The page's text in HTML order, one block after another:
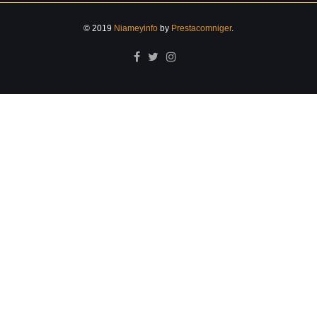
© 2019 Niameyinfo by Prestacomniger.